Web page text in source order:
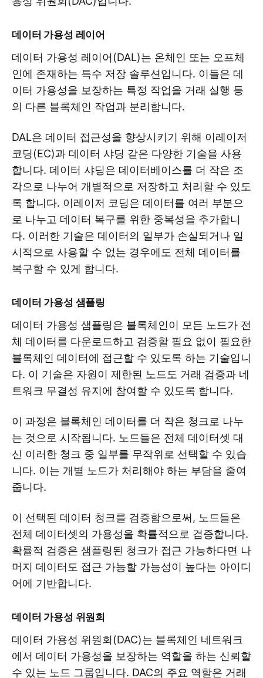
데이터 가용성 레이어
데이터 가용성 레이어(DAL)는 온체인 또는 오프체
인에 존재하는 특수 저장 솔루션입니다. 이들은 데
이터 가용성을 보장하는 특정 작업을 거래 실행 등
의 다른 블록체인 작업과 분리합니다.
DAL은 데이터 접근성을 향상시키기 위해 이레이저
코딩(EC)과 데이터 샤딩 같은 다양한 기술을 사용
합니다. 데이터 샤딩은 데이터베이스를 더 작은 조
각으로 나누어 개별적으로 저장하고 처리할 수 있도
록 합니다. 이레이저 코딩은 데이터를 여러 부분으
로 나누고 데이터 복구를 위한 중복성을 추가합니
다. 이러한 기술은 데이터의 일부가 손실되거나 일
시적으로 사용할 수 없는 경우에도 전체 데이터를
복구할 수 있게 합니다.
데이터 가용성 샘플링
데이터 가용성 샘플링은 블록체인이 모든 노드가 전
체 데이터를 다운로드하고 검증할 필요 없이 필요한
블록체인 데이터에 접근할 수 있도록 하는 기술입니
다. 이 기술은 자원이 제한된 노드도 거래 검증과 네
트워크 무결성 유지에 참여할 수 있도록 합니다.
이 과정은 블록체인 데이터를 더 작은 청크로 나누
는 것으로 시작됩니다. 노드들은 전체 데이터셋 대
신 이러한 청크 중 일부를 무작위로 선택할 수 있습
니다. 이는 개별 노드가 처리해야 하는 부담을 줄여
줍니다.
이 선택된 데이터 청크를 검증함으로써, 노드들은
전체 데이터셋의 가용성을 확률적으로 검증합니다.
확률적 검증은 샘플링된 청크가 접근 가능하다면 나
머지 데이터도 접근 가능할 가능성이 높다는 아이디
어에 기반합니다.
데이터 가용성 위원회
데이터 가용성 위원회(DAC)는 블록체인 네트워크
에서 데이터 가용성을 보장하는 역할을 하는 신뢰할
수 있는 노드 그룹입니다. DAC의 주요 역할은 거래